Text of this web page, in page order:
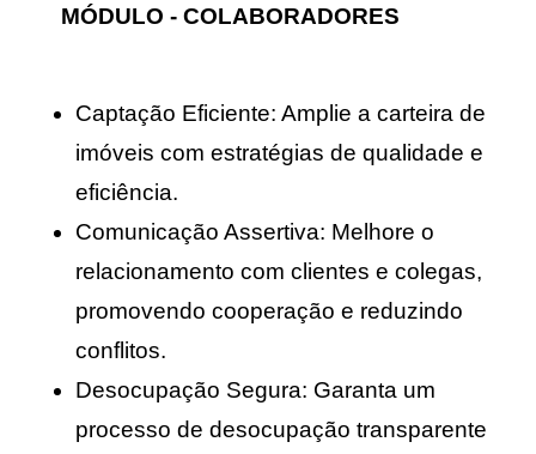
MÓDULO - COLABORADORES
Captação Eficiente: Amplie a carteira de
imóveis com estratégias de qualidade e
eficiência.
Comunicação Assertiva: Melhore o
relacionamento com clientes e colegas,
promovendo cooperação e reduzindo
conflitos.
Desocupação Segura: Garanta um
processo de desocupação transparente